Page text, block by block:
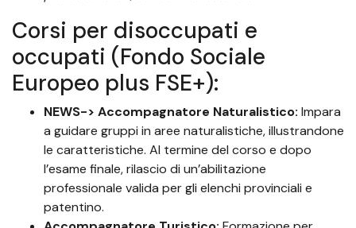
Corsi per disoccupati e
occupati (Fondo Sociale
Europeo plus FSE+):
NEWS-> Accompagnatore Naturalistico: Impara
a guidare gruppi in aree naturalistiche, illustrandone
le caratteristiche. Al termine del corso e dopo
l’esame finale, rilascio di un’abilitazione
professionale valida per gli elenchi provinciali e
patentino.